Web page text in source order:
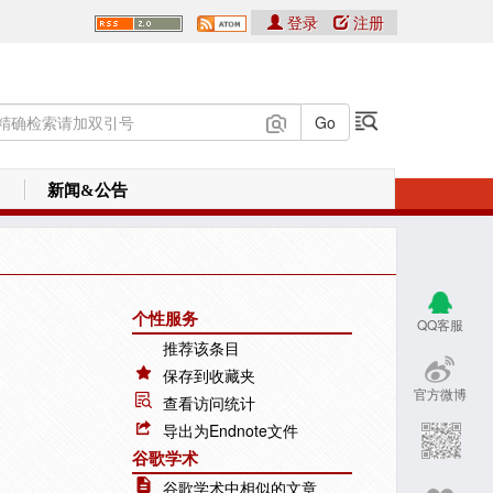
登录 注册
新闻&公告
QQ客服
官方微博
个性服务
推荐该条目
保存到收藏夹
查看访问统计
导出为Endnote文件
谷歌学术
谷歌学术中相似的文章